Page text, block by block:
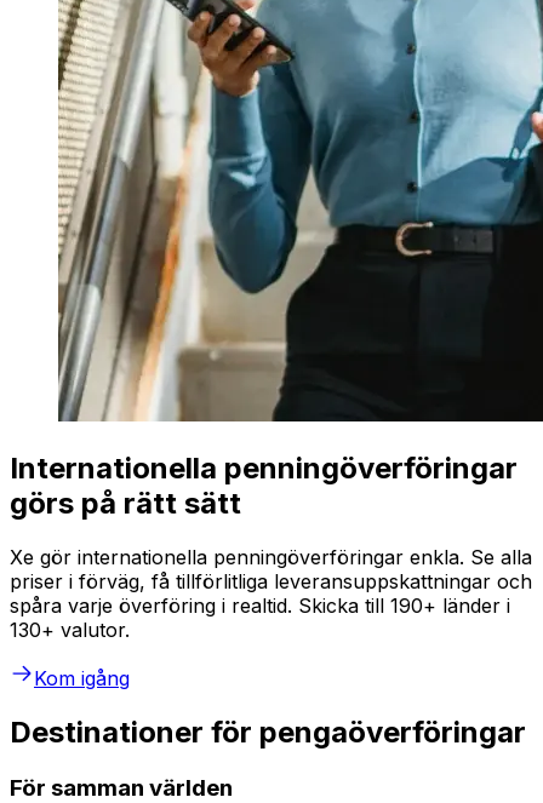
Internationella penningöverföringar
görs på rätt sätt
Xe gör internationella penningöverföringar enkla. Se alla
priser i förväg, få tillförlitliga leveransuppskattningar och
spåra varje överföring i realtid. Skicka till 190+ länder i
130+ valutor.
Kom igång
Destinationer för pengaöverföringar
För samman världen